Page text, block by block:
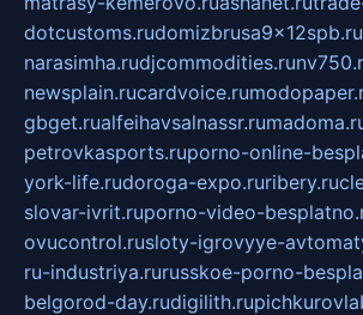
dotcustoms.rudomizbrusa9x12spb.ru
narasimha.rudjcommodities.ru
newsplain.rucardvoice.ru
gbget.rualfeihavsalnassr.ru
petrovkasports.ruporno-online-
york-life.rudoroga-expo.ruribery.ru
slovar-ivrit.ruporno-video-
ovucontrol.rusloty-igrovyye-
ru-industriya.rurusskoe-porno-
belgorod-day.rudigilith.ru